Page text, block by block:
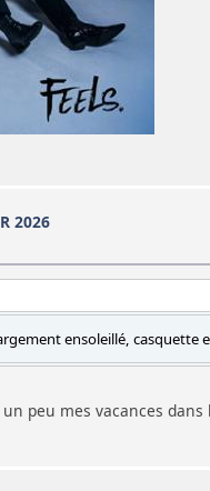
2026
ensoleillé,
un peu mes vacances